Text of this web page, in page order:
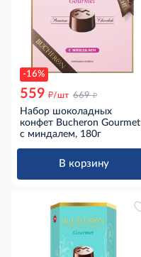
-16%
559 д/шт 669 д
Набор шоколадных
конфет Bucheron Gourmet
с миндалем, 180г
В корзину